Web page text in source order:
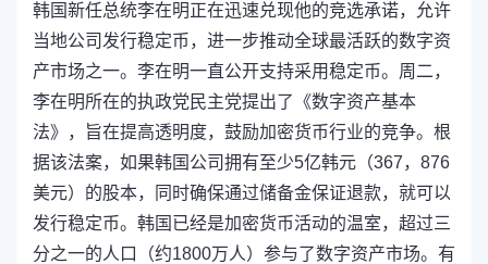
韩国新任总统李在明正在迅速兑现他的竞选承诺，允许
当地公司发行稳定币，进一步推动全球最活跃的数字资
产市场之一。李在明一直公开支持采用稳定币。周二，
李在明所在的执政党民主党提出了《数字资产基本
法》，旨在提高透明度，鼓励加密货币行业的竞争。根
据该法案，如果韩国公司拥有至少5亿韩元（367，876
美元）的股本，同时确保通过储备金保证退款，就可以
发行稳定币。韩国已经是加密货币活动的温室，超过三
分之一的人口（约1800万人）参与了数字资产市场。有